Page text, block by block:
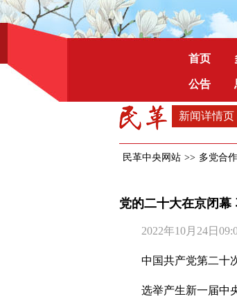
首页
公告
新闻详情页
民革中央网站 >> 多党合作
党的二十大在京闭幕
2022年10月24日
中国共产党第二十
选举产生新一届中